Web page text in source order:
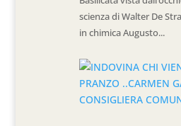
scienza di Walter De
in chimica Augusto...